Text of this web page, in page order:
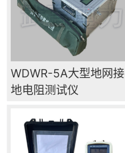
WDWR-5A大型地网接
地电阻测试仪